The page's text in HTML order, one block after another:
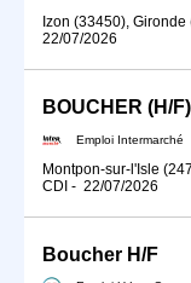
Izon (33450),
22/07/2026
BOUCHER (H/F)
Emploi Intermarché
Montpon-sur-l'Isle
CDI - 22/07/2026
Boucher H/F